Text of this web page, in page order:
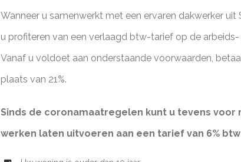
Wanneer u samenwerkt met een ervaren dakwerker uit
u profiteren van een verlaagd btw-tarief op de
Vanaf u voldoet aan onderstaande voorwaarden,
plaats van 21%.
Sinds de coronamaatregelen kunt u tevens voor
werken laten uitvoeren aan een tarief van 6% btw